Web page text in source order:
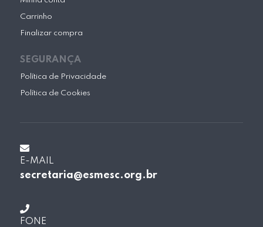
Carrinho
Finalizar compra
SEGURANÇA
Política de Privacidade
Política de Cookies
E-MAIL
secretaria@esmesc.org.br
FONE